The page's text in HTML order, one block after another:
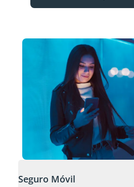
Seguro Móvil